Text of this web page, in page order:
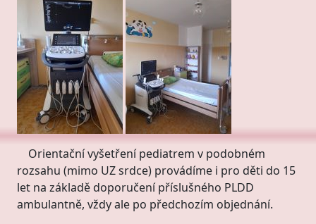
Orientační vyšetření pediatrem v podobném
rozsahu (mimo UZ srdce) provádíme i pro děti do 15
let na základě doporučení příslušného PLDD
ambulantně, vždy ale po předchozím objednání.